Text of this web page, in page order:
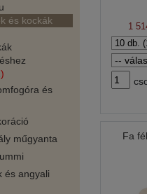
és kockák
és
műgyanta
és angyali
1
Fa